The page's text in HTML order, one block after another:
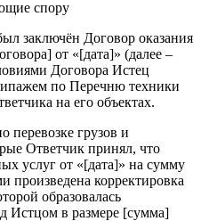
спору
заключён Договор оказания
от «[дата]» (далее –
Договора Истец
по Перечню техники
на его объектах.
перевозке грузов и
Ответчик принял, что
услуг от «[дата]» на сумму
произведена корректировка
образовалась
Истцом в размере [сумма]